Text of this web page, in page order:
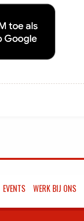
EVENTS WERK BIJ ONS